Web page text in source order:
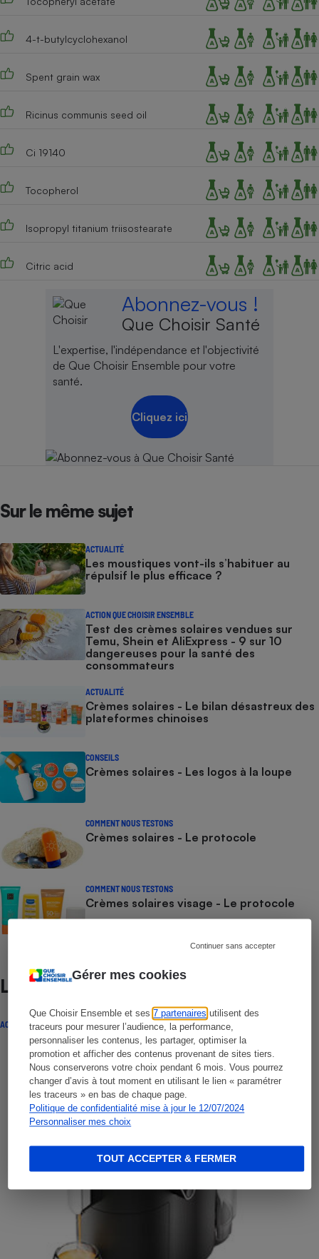
Gérer mes cookies
Que Choisir Ensemble et ses7 partenaires utilisent des
traceurs pour mesurer l’audience, la performance,
personnaliser les contenus, les partager, optimiser la
promotion et afficher des contenus provenant de sites tiers.
Nous conserverons votre choix pendant 6 mois. Vous pourrez
changer d’avis à tout moment en utilisant le lien « paramétrer
les traceurs » en bas de chaque page.
Politique de confidentialité mise à jour le 12/07/2024
Personnaliser mes choix
Continuer sans accepter
TOUT ACCEPTER & FERMER
4-t-butylcyclohexanol
Spent grain wax
Ricinus communis seed oil
Ci 19140
Tocopherol
Isopropyl titanium triisostearate
Citric acid
Abonnez-vous !
Que Choisir Santé
L'expertise, l'indépendance et l'objectivité
de Que Choisir Ensemble pour votre
santé.
Cliquez ici
Sur le même sujet
ACTUALITÉ
Les moustiques vont-ils s’habituer au
répulsif le plus efficace ?
ACTION QUE CHOISIR ENSEMBLE
Test des crèmes solaires vendues sur
Temu, Shein et AliExpress - 9 sur 10
dangereuses pour la santé des
consommateurs
ACTUALITÉ
Crèmes solaires - Le bilan désastreux des
plateformes chinoises
CONSEILS
Crèmes solaires - Les logos à la loupe
COMMENT NOUS TESTONS
Crèmes solaires - Le protocole
COMMENT NOUS TESTONS
Crèmes solaires visage - Le protocole
Lire aussi
ACTUALITÉ